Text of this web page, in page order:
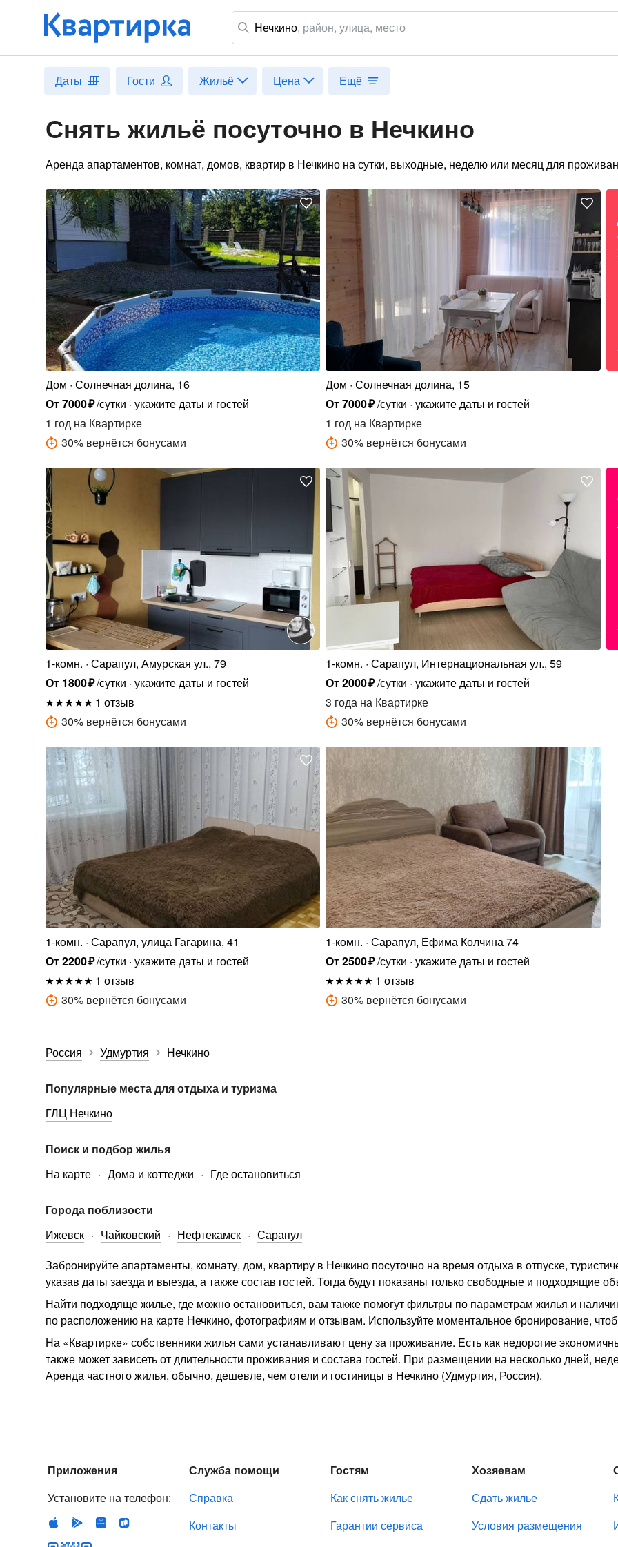
Нечкино, район, улица, место
Даты Гости Жильё Цена Ещё
Снять жильё посуточно в Нечкино
Аренда апартаментов, комнат, домов, квартир в Нечкино на сутки, выходные, неделю или месяц для
Дом Солнечная долина, 16
От7000₽/сутки укажите даты и гостей
1 годна Квартирке
30% вернётся бонусами
Дом Солнечная долина, 15
От7000₽/сутки укажите даты и гостей
1 год на Квартирке
30% вернётся бонусами
1-комн. Сарапул, Амурская ул., 79
От 1800₽/сутки укажите даты и гостей
1 отзыв
30% вернётся бонусами
1-комн. Сарапул, Интернациональная ул., 59
От2000₽/сутки укажите даты и гостей
3 года на Квартирке
30% вернётся бонусами
1-комн. Сарапул, улица Гагарина, 41
От2200₽/сутки укажите даты и гостей
1 отзыв
30% вернётся бонусами
1-комн. Сарапул, Ефима Колчина 74
От2500₽/сутки укажите даты и гостей
1 отзыв
30% вернётся бонусами
Россия Удмуртия Нечкино
Популярные места для отдыха и туризма
ГЛЦ Нечкино
Поиск и подбор жилья
На карте
Дома и коттеджи Где остановиться
Города поблизости
Ижевск
Чайковский Нефтекамск
Сарапул
Забронируйте апартаменты, комнату, дом, квартиру в Нечкино посуточно на время отдыха в отпуске,
указав даты заезда и выезда, а также состав гостей. Тогда будут показаны только свободные и подходящие
Найти подходяще жилье, где можно остановиться, вам также помогут фильтры по параметрам жилья и
по расположению на карте Нечкино, фотографиям и отзывам. Используйте моментальное бронирование,
На «Квартирке» собственники жилья сами устанавливают цену за проживание. Есть как недорогие
также может зависеть от длительности проживания и состава гостей. При размещении на несколько дней,
Аренда частного жилья, обычно, дешевле, чем отели и гостиницы в Нечкино (Удмуртия, Россия).
Приложения
Установите на телефон:
Служба помощи
Справка
Контакты
Гостям
Как снять жилье
Гарантии сервиса
Хозяевам
Сдать жилье
Условия размещения